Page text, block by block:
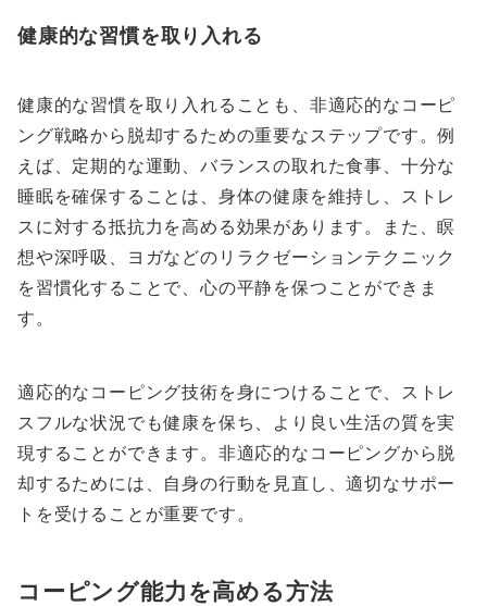
健康的な習慣を取り入れる
健康的な習慣を取り入れることも、非適応的なコーピ
ング戦略から脱却するための重要なステップです。例
えば、定期的な運動、バランスの取れた食事、十分な
睡眠を確保することは、身体の健康を維持し、ストレ
スに対する抵抗力を高める効果があります。また、瞑
想や深呼吸、ヨガなどのリラクゼーションテクニック
を習慣化することで、心の平静を保つことができま
す。
適応的なコーピング技術を身につけることで、ストレ
スフルな状況でも健康を保ち、より良い生活の質を実
現することができます。非適応的なコーピングから脱
却するためには、自身の行動を見直し、適切なサポー
トを受けることが重要です。
コーピング能力を高める方法